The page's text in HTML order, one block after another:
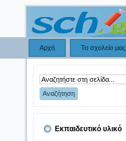
Αρχή Το σχολείο μας
Εκπαιδευτικό υλικό